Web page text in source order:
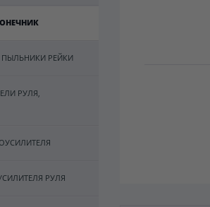
ПЫЛЬНИКИ РЕЙКИ
РУЛЯ,
РУЛЯ